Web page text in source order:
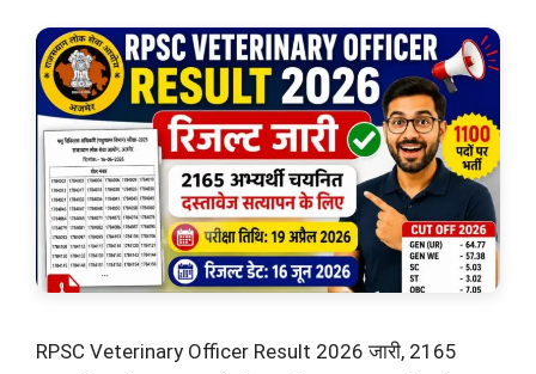
RPSC Veterinary Officer Result 2026 जारी, 2165